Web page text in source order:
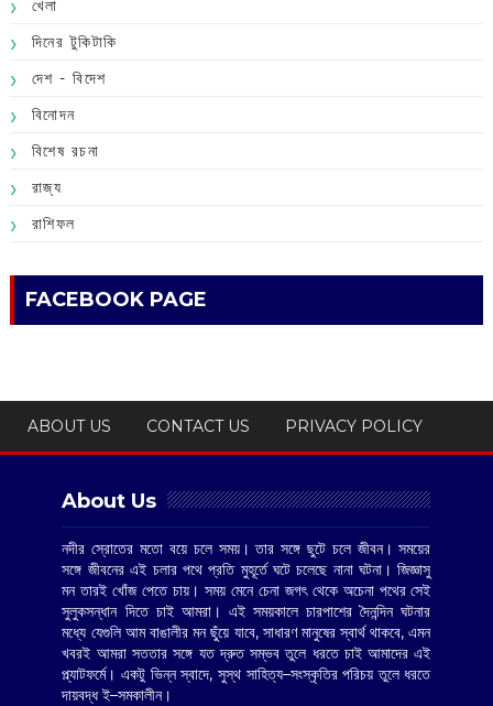
খেলা
দিনের টুকিটাকি
দেশ - বিদেশ
বিনোদন
বিশেষ রচনা
রাজ্য
রাশিফল
FACEBOOK PAGE
ABOUT US CONTACT US PRIVACY POLICY
About Us
নদীর স্রোতের মতো বয়ে চলে সময়। তার সঙ্গে ছুটে চলে জীবন। সময়ের
সঙ্গে জীবনের এই চলার পথে প্রতি মুহূর্তে ঘটে চলেছে নানা ঘটনা। জিজ্ঞাসু
মন তারই খোঁজ পেতে চায়। সময় মেনে চেনা জগৎ থেকে অচেনা পথের সেই
সুলুকসন্ধান দিতে চাই আমরা। এই সময়কালে চারপাশের দৈনন্দিন ঘটনার
মধ্যে যেগুলি আম বাঙালীর মন ছুঁয়ে যাবে, সাধারণ মানুষের স্বার্থ থাকবে, এমন
খবরই আমরা সততার সঙ্গে যত দ্রুত সম্ভব তুলে ধরতে চাই আমাদের এই
প্ল্যাটফর্মে। একটু ভিন্ন স্বাদে, সুস্থ সাহিত্য–সংস্কৃতির পরিচয় তুলে ধরতে
দায়বদ্ধ ই–সমকালীন।